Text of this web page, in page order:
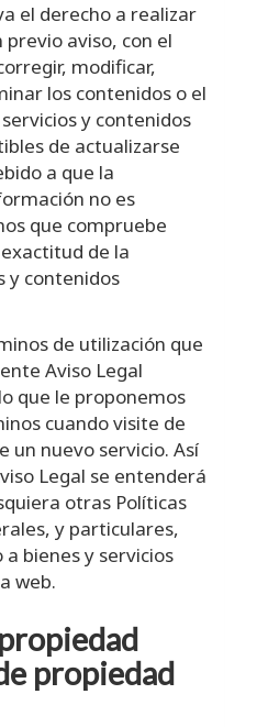
el derecho a realizar
previo aviso, con el
modificar,
los contenidos o el
y contenidos
de actualizarse
a que la
no es
que compruebe
de la
y contenidos
de utilización que
Aviso Legal
que le proponemos
cuando visite de
un nuevo servicio. Así
Legal se entenderá
otras Políticas
y particulares,
bienes y servicios
web.
propiedad